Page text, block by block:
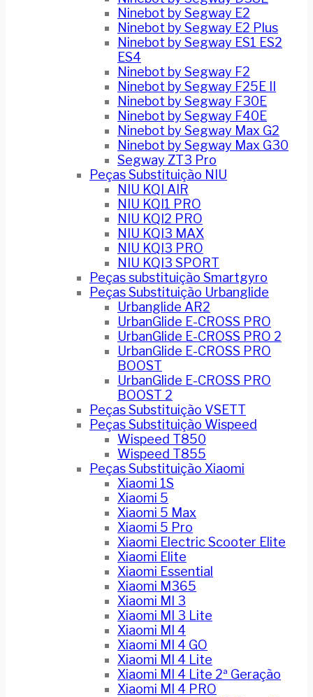
Ninebot by Segway E2
Ninebot by Segway E2 Plus
Ninebot by Segway ES1 ES2
ES4
Ninebot by Segway F2
Ninebot by Segway F25E II
Ninebot by Segway F30E
Ninebot by Segway F40E
Ninebot by Segway Max G2
Ninebot by Segway Max G30
Segway ZT3 Pro
Peças Substituição NIU
NIU KQI AIR
NIU KQI1 PRO
NIU KQI2 PRO
NIU KQI3 MAX
NIU KQI3 PRO
NIU KQI3 SPORT
Peças substituição Smartgyro
Peças Substituição Urbanglide
Urbanglide AR2
UrbanGlide E-CROSS PRO
UrbanGlide E-CROSS PRO 2
UrbanGlide E-CROSS PRO
BOOST
UrbanGlide E-CROSS PRO
BOOST 2
Peças Substituição VSETT
Peças Substituição Wispeed
Wispeed T850
Wispeed T855
Peças Substituição Xiaomi
Xiaomi 1S
Xiaomi 5
Xiaomi 5 Max
Xiaomi 5 Pro
Xiaomi Electric Scooter Elite
Xiaomi Elite
Xiaomi Essential
Xiaomi M365
Xiaomi MI 3
Xiaomi MI 3 Lite
Xiaomi MI 4
Xiaomi MI 4 GO
Xiaomi MI 4 Lite
Xiaomi MI 4 Lite 2ª Geração
Xiaomi MI 4 PRO